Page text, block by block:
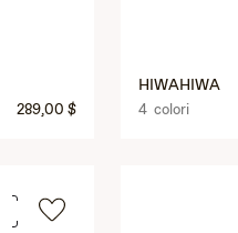
289,00 $
HIWAHIWA
4 colori